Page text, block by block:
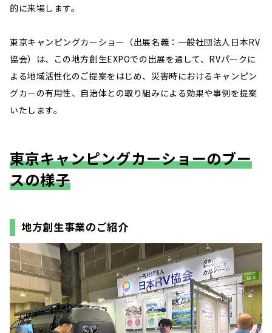
的に来場します。
東京キャンピングカーショー（出展名義：一般社団法人日本RV
協会）は、この地方創生EXPOでの出展を通して、RVパークに
よる地域活性化のご提案をはじめ、災害時におけるキャンピン
グカーの有用性、自治体との取り組みによる効果や事例を提案
いたします。
東京キャンピングカーショーのブー
スの様子
地方創生事業のご紹介